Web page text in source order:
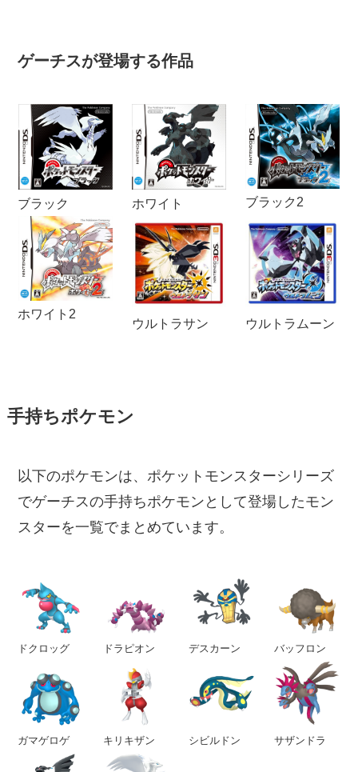
ゲーチスが登場する作品
ブラック ホワイト ブラック2
ホワイト2
ウルトラサン ウルトラムーン
手持ちポケモン
以下のポケモンは、ポケットモンスターシリーズ
でゲーチスの手持ちポケモンとして登場したモン
スターを一覧でまとめています。
ドクロッグ ドラピオン デスカーン バッフロン
ガマゲロゲ キリキザン シビルドン サザンドラ